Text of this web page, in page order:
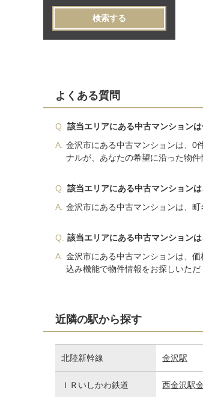
検索する
よくある質問
Q.
該当エリアにある中古マンション
A. 金沢市にある中古マンションは、0
ナルが、あなたの希望に沿った物件
Q.
該当エリアにある中古マンション
A. 金沢市にある中古マンションは、
Q.
該当エリアにある中古マンション
A. 金沢市にある中古マンションは、
込み機能で物件情報をお探しいただ
近隣の駅から探す
北陸新幹線 金沢駅
ＩＲいしかわ鉄道 西金沢駅